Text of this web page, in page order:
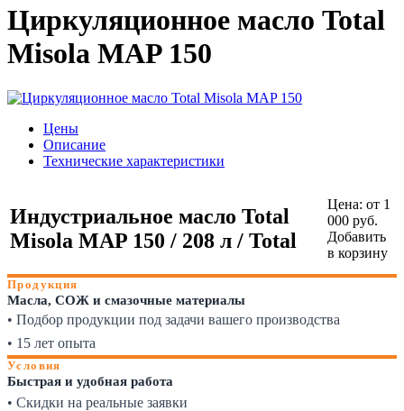
Циркуляционное масло Total
Misola MAP 150
Цены
Описание
Технические характеристики
Индустриальное масло Total
Misola MAP 150 / 208 л / Total
Цена: от 1
000 руб.
Добавить
в корзину
Продукция
Масла, СОЖ и смазочные материалы
• Подбор продукции под задачи вашего производства
• 15 лет опыта
Условия
Быстрая и удобная работа
• Скидки на реальные заявки